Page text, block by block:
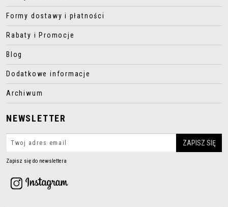
Formy dostawy i płatności
Rabaty i Promocje
Blog
Dodatkowe informacje
Archiwum
NEWSLETTER
Zapisz się do newslettera